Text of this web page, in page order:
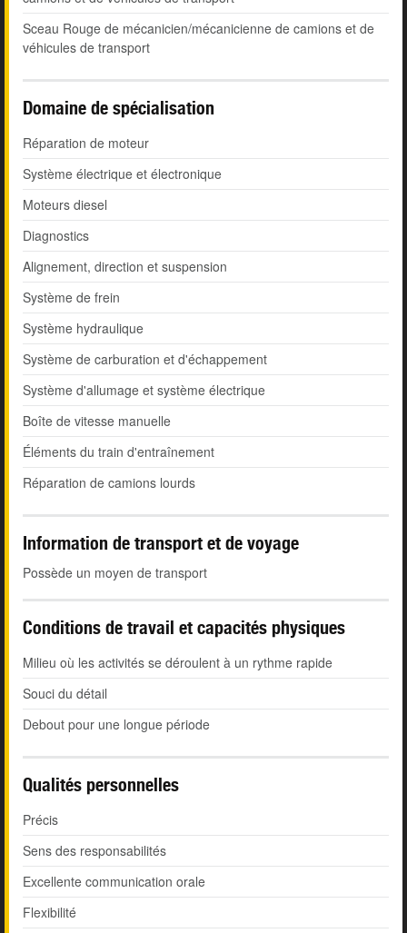
Sceau Rouge de mécanicien/mécanicienne de camions et de
véhicules de transport
Domaine de spécialisation
Réparation de moteur
Système électrique et électronique
Moteurs diesel
Diagnostics
Alignement, direction et suspension
Système de frein
Système hydraulique
Système de carburation et d'échappement
Système d'allumage et système électrique
Boîte de vitesse manuelle
Éléments du train d'entraînement
Réparation de camions lourds
Information de transport et de voyage
Possède un moyen de transport
Conditions de travail et capacités physiques
Milieu où les activités se déroulent à un rythme rapide
Souci du détail
Debout pour une longue période
Qualités personnelles
Précis
Sens des responsabilités
Excellente communication orale
Flexibilité